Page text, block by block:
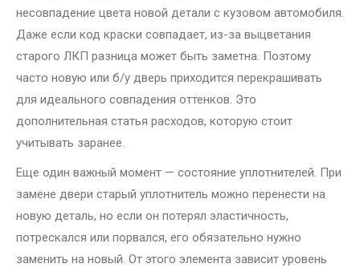
несовпадение цвета новой детали с кузовом автомобиля.
Даже если код краски совпадает, из-за выцветания
старого ЛКП разница может быть заметна. Поэтому
часто новую или б/у дверь приходится перекрашивать
для идеального совпадения оттенков. Это
дополнительная статья расходов, которую стоит
учитывать заранее.
Еще один важный момент — состояние уплотнителей. При
замене двери старый уплотнитель можно перенести на
новую деталь, но если он потерял эластичность,
потрескался или порвался, его обязательно нужно
заменить на новый. От этого элемента зависит уровень